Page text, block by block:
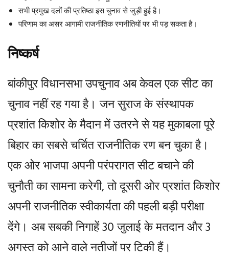
सभी प्रमुख दलों की प्रतिष्ठा इस चुनाव से जुड़ी हुई है।
परिणाम का असर आगामी राजनीतिक रणनीतियों पर भी पड़ सकता है।
निष्कर्ष
बांकीपुर विधानसभा उपचुनाव अब केवल एक सीट का
चुनाव नहीं रह गया है। जन सुराज के संस्थापक
प्रशांत किशोर के मैदान में उतरने से यह मुकाबला पूरे
बिहार का सबसे चर्चित राजनीतिक रण बन चुका है।
एक ओर भाजपा अपनी परंपरागत सीट बचाने की
चुनौती का सामना करेगी, तो दूसरी ओर प्रशांत किशोर
अपनी राजनीतिक स्वीकार्यता की पहली बड़ी परीक्षा
देंगे। अब सबकी निगाहें 30 जुलाई के मतदान और 3
अगस्त को आने वाले नतीजों पर टिकी हैं।